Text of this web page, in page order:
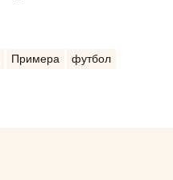
Примера
футбол